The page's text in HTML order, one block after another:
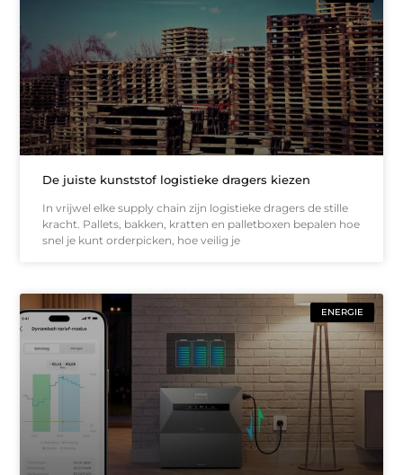
De juiste kunststof logistieke dragers kiezen
In vrijwel elke supply chain zijn logistieke dragers de stille
kracht. Pallets, bakken, kratten en palletboxen bepalen hoe
snel je kunt orderpicken, hoe veilig je
ENERGIE